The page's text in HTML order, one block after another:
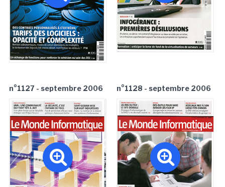
n°1127 - septembre 2006 n°1128 - septembre 2006